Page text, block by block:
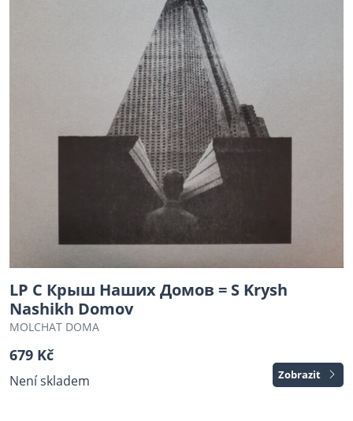
LP С Крыш Наших Домов = S Krysh
Nashikh Domov
MOLCHAT DOMA
679 Kč
Není skladem Zobrazit